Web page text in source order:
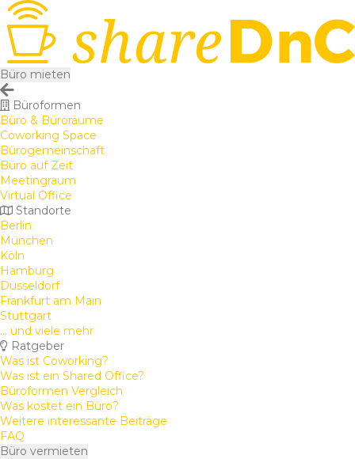
Büro mieten
Büroformen
Büro & Büroräume
Coworking Space
Bürogemeinschaft
Büro auf Zeit
Meetingraum
Virtual Office
Standorte
Berlin
München
Köln
Hamburg
Düsseldorf
Frankfurt am Main
Stuttgart
... und viele mehr
Ratgeber
Was ist Coworking?
Was ist ein Shared Office?
Büroformen Vergleich
Was kostet ein Büro?
Weitere interessante Beiträge
FAQ
Büro vermieten